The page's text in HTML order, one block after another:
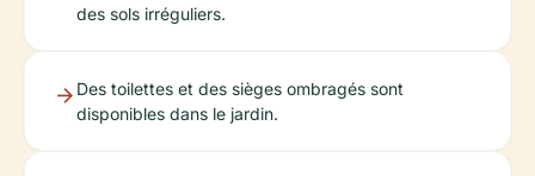
des sols irréguliers.
Des toilettes et des sièges ombragés sont
disponibles dans le jardin.